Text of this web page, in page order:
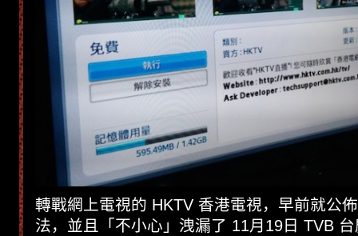
轉戰網上電視的 HKTV 香港電視，早前就公
法，並且「不小心」洩漏了 11月19日 TVB